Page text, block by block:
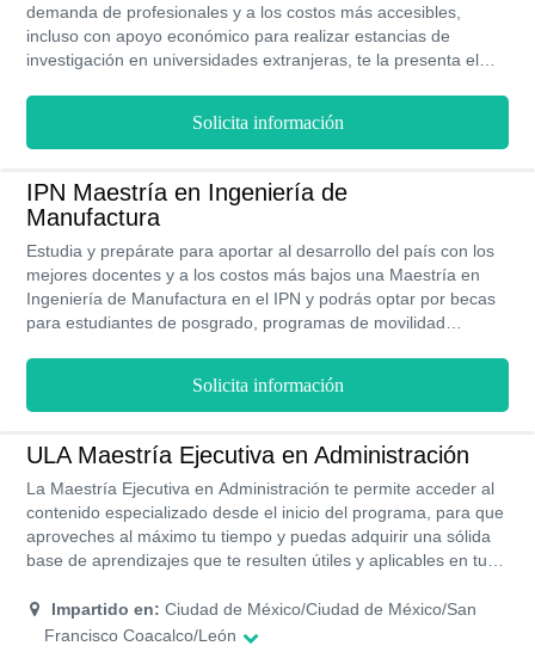
imparten dentro de instalaciones dotadas con todos los
recursos para optimizar la enseñanza ofrecida, bajo la
modalidad presencial durante 2 semestres.
demanda de profesionales y a los costos más accesibles,
incluso con apoyo económico para realizar estancias de
investigación en universidades extranjeras, te la presenta el
conviértete en un profesional reconocido por la calidad de tu
formación académica y logra esa independencia financiera con
salarios acorde con tu nuevo nivel de conocimientos.
Solicita información
IPN Maestría en Ingeniería de
Manufactura
Estudia y prepárate para aportar al desarrollo del país con los
mejores docentes y a los costos más bajos una Maestría en
Ingeniería de Manufactura en el IPN y podrás optar por becas
para estudiantes de posgrado, programas de movilidad
diariamente y contando con todos los recursos tecnológicos y
humanos dispuestos en los campus para tu comodidad.
Solicita información
ULA Maestría Ejecutiva en Administración
La Maestría Ejecutiva en Administración te permite acceder al
contenido especializado desde el inicio del programa, para que
aproveches al máximo tu tiempo y puedas adquirir una sólida
base de aprendizajes que te resulten útiles y aplicables en tu
tus objetivos dentro de la misma. En este sentido, los
mencionados estudios constituyen un importante salto en tu
Impartido en: Ciudad de México/Ciudad de México/San
Francisco Coacalco/León